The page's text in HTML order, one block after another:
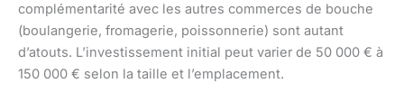
complémentarité avec les autres commerces de bouche
(boulangerie, fromagerie, poissonnerie) sont autant
d’atouts. L’investissement initial peut varier de 50 000 € à
150 000 € selon la taille et l’emplacement.